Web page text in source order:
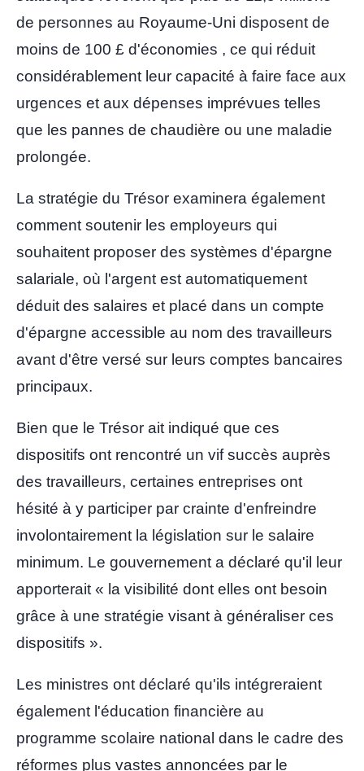
de personnes au Royaume-Uni disposent de
moins de 100 £ d'économies , ce qui réduit
considérablement leur capacité à faire face aux
urgences et aux dépenses imprévues telles
que les pannes de chaudière ou une maladie
prolongée.
La stratégie du Trésor examinera également
comment soutenir les employeurs qui
souhaitent proposer des systèmes d'épargne
salariale, où l'argent est automatiquement
déduit des salaires et placé dans un compte
d'épargne accessible au nom des travailleurs
avant d'être versé sur leurs comptes bancaires
principaux.
Bien que le Trésor ait indiqué que ces
dispositifs ont rencontré un vif succès auprès
des travailleurs, certaines entreprises ont
hésité à y participer par crainte d'enfreindre
involontairement la législation sur le salaire
minimum. Le gouvernement a déclaré qu'il leur
apporterait « la visibilité dont elles ont besoin
grâce à une stratégie visant à généraliser ces
dispositifs ».
Les ministres ont déclaré qu'ils intégreraient
également l'éducation financière au
programme scolaire national dans le cadre des
réformes plus vastes annoncées par le